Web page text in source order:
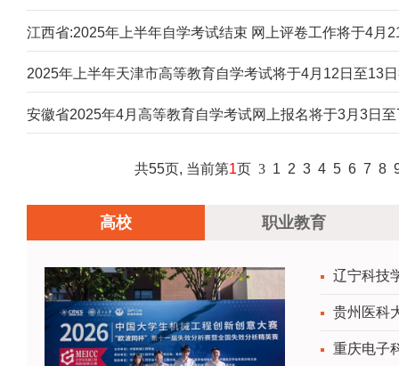
江西省:2025年上半年自学考试结束 网上评卷工作将于4月
2025年上半年天津市高等教育自学考试将于4月12日至13
安徽省2025年4月高等教育自学考试网上报名将于3月3日
共55页, 当前第1页 3 1 2 3 4 5 6 7 8
高校 职业教育
辽宁科技
贵州医科
重庆电子